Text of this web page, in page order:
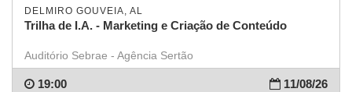
DELMIRO GOUVEIA, AL
Trilha de I.A. - Marketing e Criação de Conteúdo
Auditório Sebrae - Agência Sertão
11/08/26
19:00